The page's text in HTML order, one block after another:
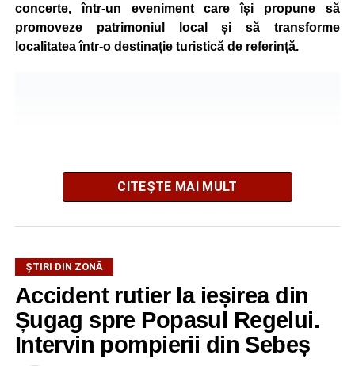
concerte, într-un eveniment care își propune să
promoveze patrimoniul local și să transforme
localitatea într-o destinație turistică de referință.
Festivalul este organizat de
Liberi, în parteneriat cuPrimăria Comunei Gârbova
Ordinul Cetății Mühlbach, iar accesul publicului va fi
gratuit pe întreaga durată a manifestării.
CITEȘTE MAI MULT
ȘTIRI DIN ZONĂ
Accident rutier la ieșirea din
Șugag spre Popasul Regelui.
Intervin pompierii din Sebeș